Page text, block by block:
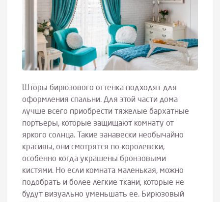
Шторы бирюзового оттенка подходят для
оформления спальни. Для этой части дома
лучше всего приобрести тяжелые бархатные
портьеры, которые защищают комнату от
яркого солнца. Такие занавески необычайно
красивы, они смотрятся по-королевски,
особенно когда украшены бронзовыми
кистями. Но если комната маленькая, можно
подобрать и более легкие ткани, которые не
будут визуально уменьшать ее. Бирюзовый